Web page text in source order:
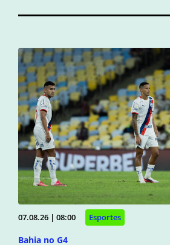
07.08.26 | 08:00 Esportes
Bahia no G4